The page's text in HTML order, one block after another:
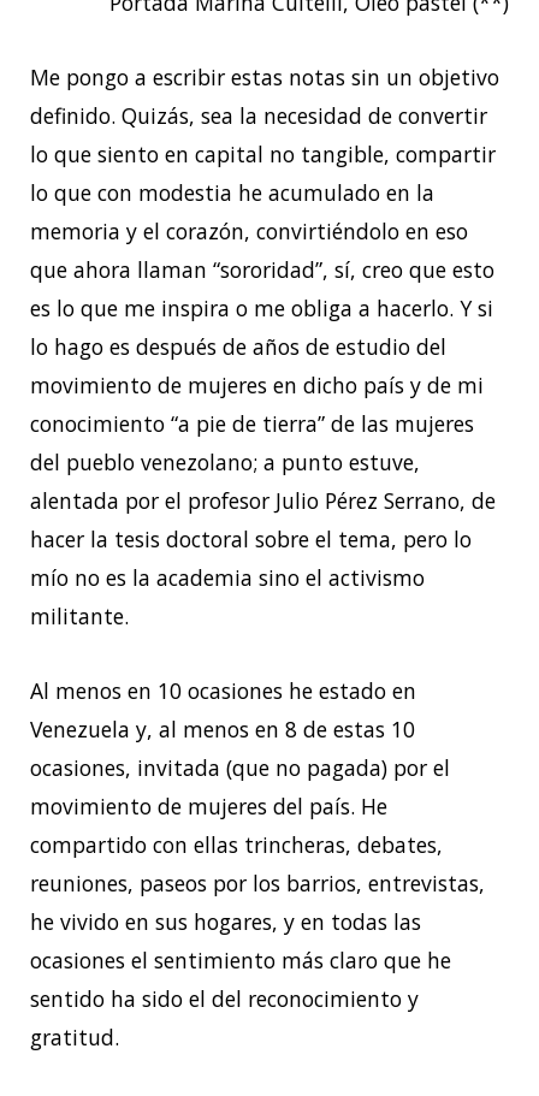
Me pongo a escribir estas notas sin un objetivo
definido. Quizás, sea la necesidad de convertir
lo que siento en capital no tangible, compartir
lo que con modestia he acumulado en la
memoria y el corazón, convirtiéndolo en eso
que ahora llaman “sororidad”, sí, creo que esto
es lo que me inspira o me obliga a hacerlo. Y si
lo hago es después de años de estudio del
movimiento de mujeres en dicho país y de mi
conocimiento “a pie de tierra” de las mujeres
del pueblo venezolano; a punto estuve,
alentada por el profesor Julio Pérez Serrano, de
hacer la tesis doctoral sobre el tema, pero lo
mío no es la academia sino el activismo
militante.
Al menos en 10 ocasiones he estado en
Venezuela y, al menos en 8 de estas 10
ocasiones, invitada (que no pagada) por el
movimiento de mujeres del país. He
compartido con ellas trincheras, debates,
reuniones, paseos por los barrios, entrevistas,
he vivido en sus hogares, y en todas las
ocasiones el sentimiento más claro que he
sentido ha sido el del reconocimiento y
gratitud.